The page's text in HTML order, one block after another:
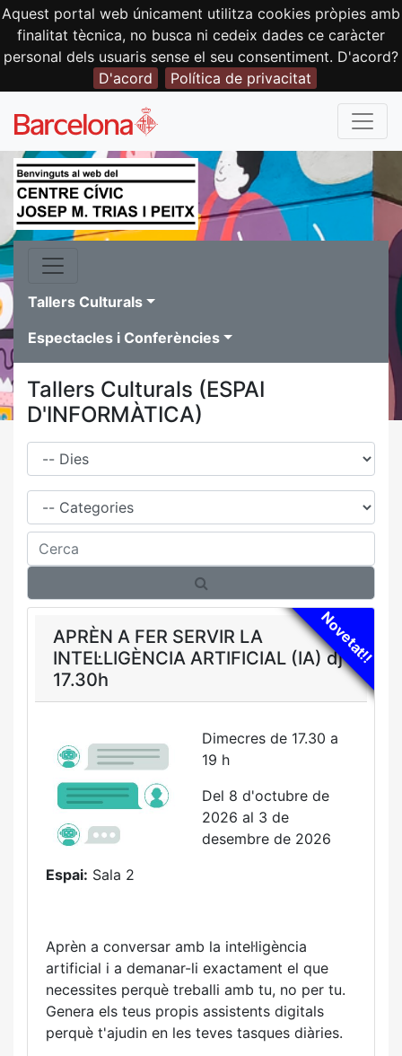
Aquest portal web únicament utilitza cookies pròpies amb
finalitat tècnica, no busca ni cedeix dades ce caràcter
personal dels usuaris sense el seu consentiment. D'acord?
D'acord
Política de privacitat
Tallers Culturals
Espectacles i Conferències
Tallers Culturals (ESPAI
D'INFORMÀTICA)
Dies
Família
Cerca
Novetat!!
APRÈN A FER SERVIR LA
INTEL·LIGÈNCIA ARTIFICIAL (IA) dj
17.30h
Dimecres de 17.30 a
19 h
Del 8 d'octubre de
2026 al 3 de
desembre de 2026
Espai: Sala 2
Aprèn a conversar amb la intel·ligència
artificial i a demanar-li exactament el que
necessites perquè treballi amb tu, no per tu.
Genera els teus propis assistents digitals
perquè t'ajudin en les teves tasques diàries.